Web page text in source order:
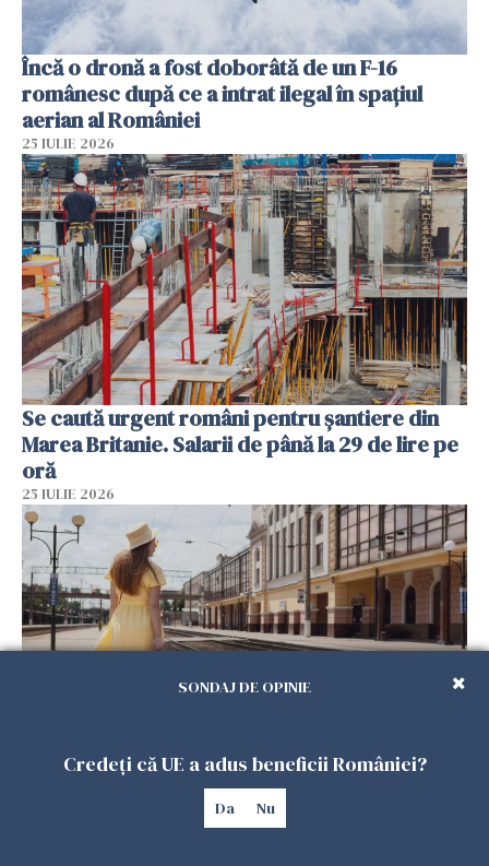
Încă o dronă a fost doborâtă de un F-16
românesc după ce a intrat ilegal în spațiul
aerian al României
25 IULIE 2026
Se caută urgent români pentru șantiere din
Marea Britanie. Salarii de până la 29 de lire pe
oră
25 IULIE 2026
Haos pe calea ferată în Italia! Timp de
aproape patru zile, trenurile spre Roma și
Milano pot întârzia până la 3 ore
SONDAJ DE OPINIE
Credeți că UE a adus beneficii României?
Da Nu